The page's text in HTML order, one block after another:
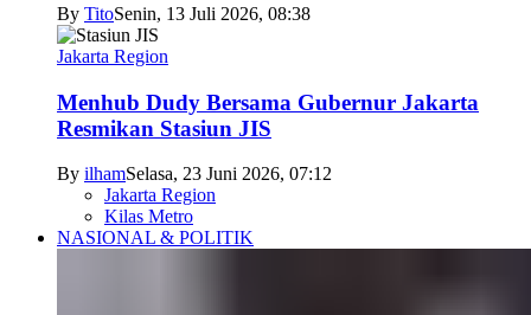
By TitoSenin, 13 Juli 2026, 08:38
Jakarta Region
Menhub Dudy Bersama Gubernur Jakarta
Resmikan Stasiun JIS
By ilhamSelasa, 23 Juni 2026, 07:12
Jakarta Region
Kilas Metro
NASIONAL & POLITIK